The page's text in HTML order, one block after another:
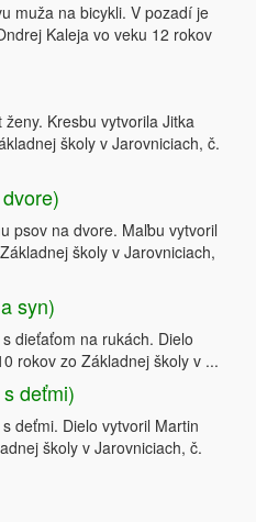
muža na bicykli. V pozadí je
Kaleja vo veku 12 rokov
Kresbu vytvorila Jitka
školy v Jarovniciach, č.
psov na dvore. Maľbu vytvoril
školy v Jarovniciach,
syn)
dieťaťom na rukách. Dielo
rokov zo Základnej školy v ...
deťmi)
deťmi. Dielo vytvoril Martin
školy v Jarovniciach, č.